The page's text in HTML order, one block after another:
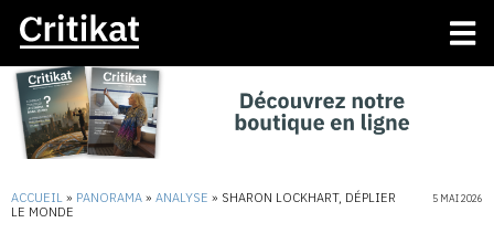
ACCUEIL » PANORAMA » ANALYSE » SHARON LOCKHART, DÉPLIER
LE MONDE
5 MAI 2026